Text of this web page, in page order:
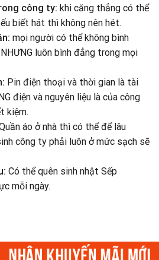
công ty: khi căng thẳng có thể
biết hát thì không nên hét.
mọi người có thể không bình
luôn bình đẳng trong mọi
Pin điện thoại và thời gian là tài
điện và nguyên liệu là của công
kiệm.
áo ở nhà thì có thể để lâu
công ty phải luôn ở mức sạch sẽ
Có thể quên sinh nhật Sếp
mỗi ngày.